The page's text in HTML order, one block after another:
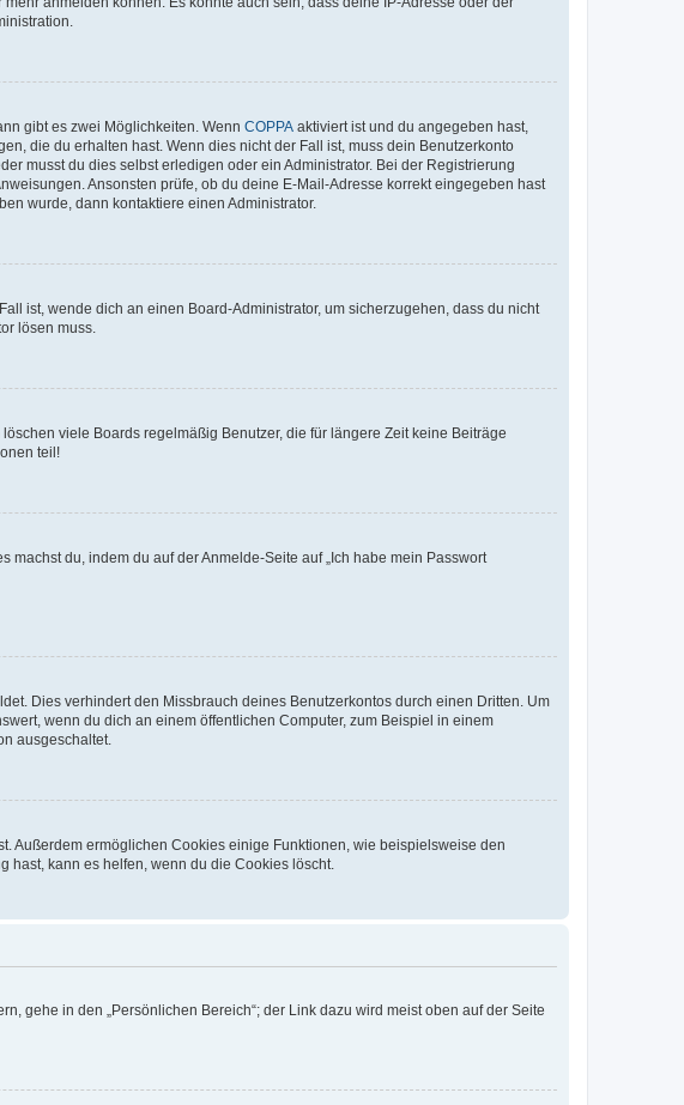
gibt es zwei Möglichkeiten. Wenn COPPA aktiviert ist und du angegeben hast,
die du erhalten hast. Wenn dies nicht der Fall ist, muss dein Benutzerkonto
musst du dies selbst erledigen oder ein Administrator. Bei der Registrierung
Ansonsten prüfe, ob du deine E-Mail-Adresse korrekt eingegeben hast
wurde, dann kontaktiere einen Administrator.
ist, wende dich an einen Board-Administrator, um sicherzugehen, dass du nicht
lösen muss.
viele Boards regelmäßig Benutzer, die für längere Zeit keine Beiträge
teil!
du, indem du auf der Anmelde-Seite auf „Ich habe mein Passwort
Dies verhindert den Missbrauch deines Benutzerkontos durch einen Dritten. Um
wenn du dich an einem öffentlichen Computer, zum Beispiel in einem
ausgeschaltet.
Außerdem ermöglichen Cookies einige Funktionen, wie beispielsweise den
hast, kann es helfen, wenn du die Cookies löscht.
gehe in den „Persönlichen Bereich“; der Link dazu wird meist oben auf der Seite